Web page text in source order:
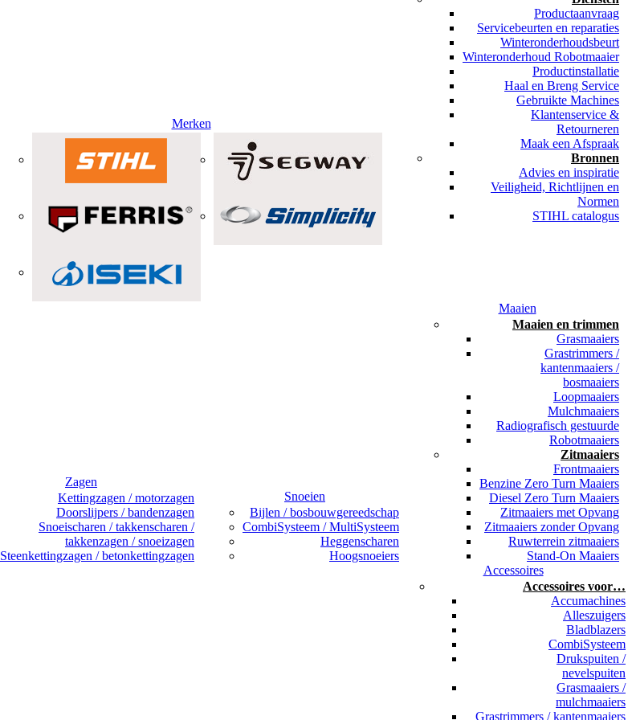
Merken
Productaanvraag
Servicebeurten en reparaties
Winteronderhoudsbeurt
Winteronderhoud Robotmaaier
Productinstallatie
Haal en Breng Service
Gebruikte Machines
Klantenservice &
Retourneren
Maak een Afspraak
Bronnen
Advies en inspiratie
Veiligheid, Richtlijnen en
Normen
STIHL catalogus
Zagen
Kettingzagen / motorzagen
Doorslijpers / bandenzagen
Snoeischaren / takkenscharen /
takkenzagen / snoeizagen
Steenkettingzagen / betonkettingzagen
Snoeien
Bijlen / bosbouwgereedschap
CombiSysteem / MultiSysteem
Heggenscharen
Hoogsnoeiers
Maaien
Maaien en trimmen
Grasmaaiers
Grastrimmers /
kantenmaaiers /
bosmaaiers
Loopmaaiers
Mulchmaaiers
Radiografisch gestuurde
Robotmaaiers
Zitmaaiers
Frontmaaiers
Benzine Zero Turn Maaiers
Diesel Zero Turn Maaiers
Zitmaaiers met Opvang
Zitmaaiers zonder Opvang
Ruwterrein zitmaaiers
Stand-On Maaiers
Accessoires
Accessoires voor…
Accumachines
Alleszuigers
Bladblazers
CombiSysteem
Drukspuiten /
nevelspuiten
Grasmaaiers /
mulchmaaiers
Grastrimmers / kantenmaaiers